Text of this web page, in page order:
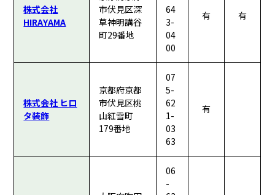
株式会社
HIRAYAMA
市伏見区深
草神明講谷
町29番地
64
3-
04
00
有 有
株式会社 ヒロ
タ装飾
京都府京都
市伏見区桃
山紅雪町
179番地
07
5-
62
1-
03
63
有
06
-